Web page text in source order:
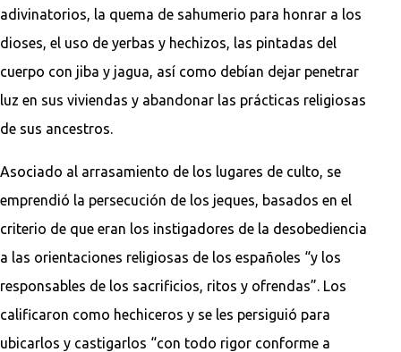
adivinatorios, la quema de sahumerio para honrar a los
dioses, el uso de yerbas y hechizos, las pintadas del
cuerpo con jiba y jagua, así como debían dejar penetrar
luz en sus viviendas y abandonar las prácticas religiosas
de sus ancestros.
Asociado al arrasamiento de los lugares de culto, se
emprendió la persecución de los jeques, basados en el
criterio de que eran los instigadores de la desobediencia
a las orientaciones religiosas de los españoles “y los
responsables de los sacrificios, ritos y ofrendas”. Los
calificaron como hechiceros y se les persiguió para
ubicarlos y castigarlos “con todo rigor conforme a